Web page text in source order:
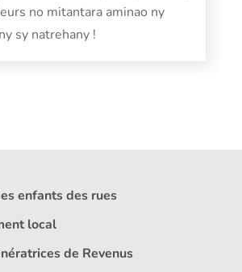
no mitantara aminao ny
sy natrehany !
enfants des rues
local
de Revenus